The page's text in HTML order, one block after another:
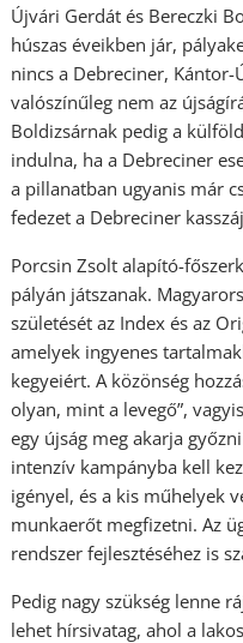
Újvári Gerdát és Bereczki
húszas éveikben jár,
nincs a Debreciner,
valószínűleg nem az
Boldizsárnak pedig a
indulna, ha a Debreciner
a pillanatban ugyanis már
fedezet a Debreciner
Porcsin Zsolt alapító-
pályán játszanak.
születését az Index és az
amelyek ingyenes
kegyeiért. A közönség
olyan, mint a levegő”,
egy újság meg akarja
intenzív kampányba kell
igényel, és a kis műhelyek
munkaerőt megfizetni. Az
rendszer fejlesztéséhez is
Pedig nagy szükség lenne
lehet hírsivatag, ahol a